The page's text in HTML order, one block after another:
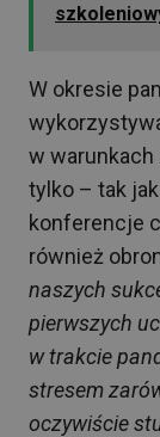
W okresie
w warunkach
tylko – tak
konferencje
również
naszych
pierwszych
w trakcie
stresem
oczywiście